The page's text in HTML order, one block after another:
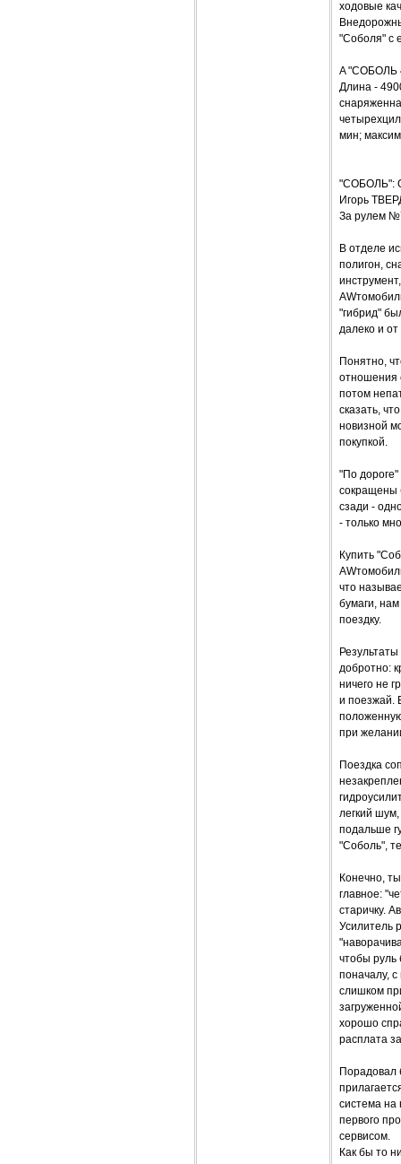
ходовые
"Соболя" с
A "СОБОЛЬ
Длина -
мин;
"СОБОЛЬ":
Игорь
За рулем
В отделе
полигон,
"гибрид"
далеко и
Понятно,
отношения
потом
сказать,
новизной
покупкой.
"По
сокращены
сзади -
- только
Купить
что
бумаги,
поездку.
добротно:
ничего не
и поезжай.
при
Поездка
легкий
подальше
"Соболь",
Конечно,
главное:
старичку.
Усилитель
чтобы руль
поначалу,
слишком
хорошо
расплата
Порадовал
система на
первого
сервисом.
Как бы то